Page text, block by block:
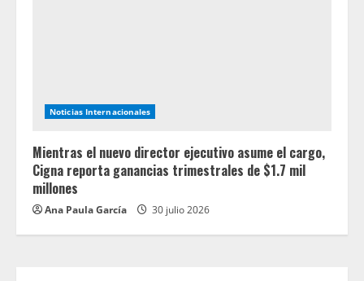
Noticias Internacionales
Mientras el nuevo director ejecutivo asume el cargo,
Cigna reporta ganancias trimestrales de $1.7 mil
millones
Ana Paula García 30 julio 2026